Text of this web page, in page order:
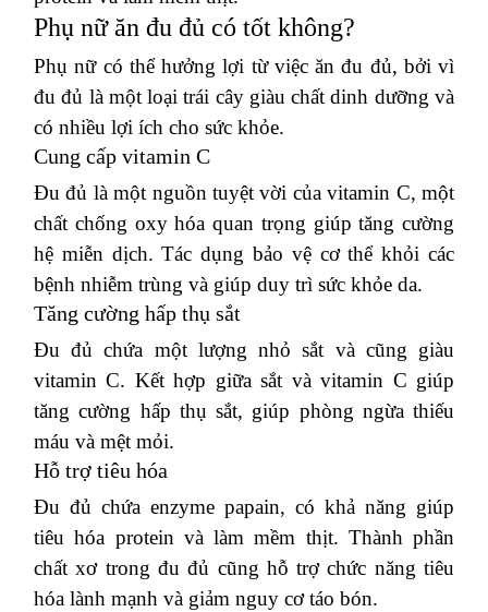
Phụ nữ ăn đu đủ có tốt không?
Phụ nữ có thể hưởng lợi từ việc ăn đu đủ, bởi vì
đu đủ là một loại trái cây giàu chất dinh dưỡng và
có nhiều lợi ích cho sức khỏe.
Cung cấp vitamin C
Đu đủ là một nguồn tuyệt vời của vitamin C, một
chất chống oxy hóa quan trọng giúp tăng cường
hệ miễn dịch. Tác dụng bảo vệ cơ thể khỏi các
bệnh nhiễm trùng và giúp duy trì sức khỏe da.
Tăng cường hấp thụ sắt
Đu đủ chứa một lượng nhỏ sắt và cũng giàu
vitamin C. Kết hợp giữa sắt và vitamin C giúp
tăng cường hấp thụ sắt, giúp phòng ngừa thiếu
máu và mệt mỏi.
Hỗ trợ tiêu hóa
Đu đủ chứa enzyme papain, có khả năng giúp
tiêu hóa protein và làm mềm thịt. Thành phần
chất xơ trong đu đủ cũng hỗ trợ chức năng tiêu
hóa lành mạnh và giảm nguy cơ táo bón.